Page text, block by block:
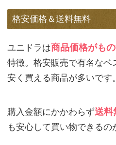
格安価格＆送料無料
ユニドラは商品価格がも
特徴。格安販売で有名なベ
安く買える商品が多いです。
購入金額にかかわらず送料
も安心して買い物できるの